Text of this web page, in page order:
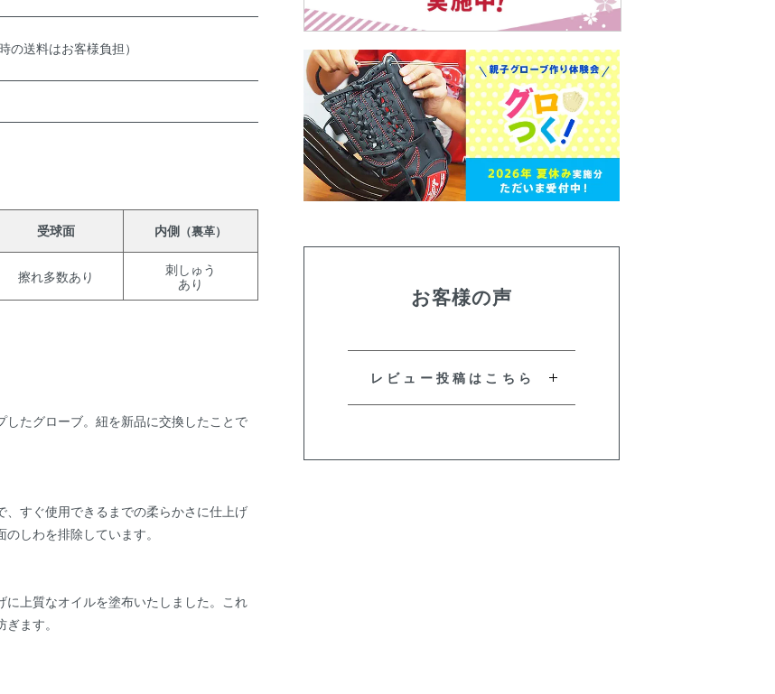
の送料はお客様負担）
受球面 内側 （裏革）
擦れ多数あり
刺しゅう
あり
たグローブ。紐を新品に交換したことで
すぐ使用できるまでの柔らかさに仕上げ
しわを排除しています。
上質なオイルを塗布いたしました。これ
ます。
お客様の声
レビュー投稿はこちら